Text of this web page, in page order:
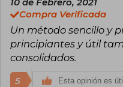
10 de Febrero, 2021
Compra Verificada
Un método sencillo y
principiantes y útil
consolidados.
5 Esta opinión es